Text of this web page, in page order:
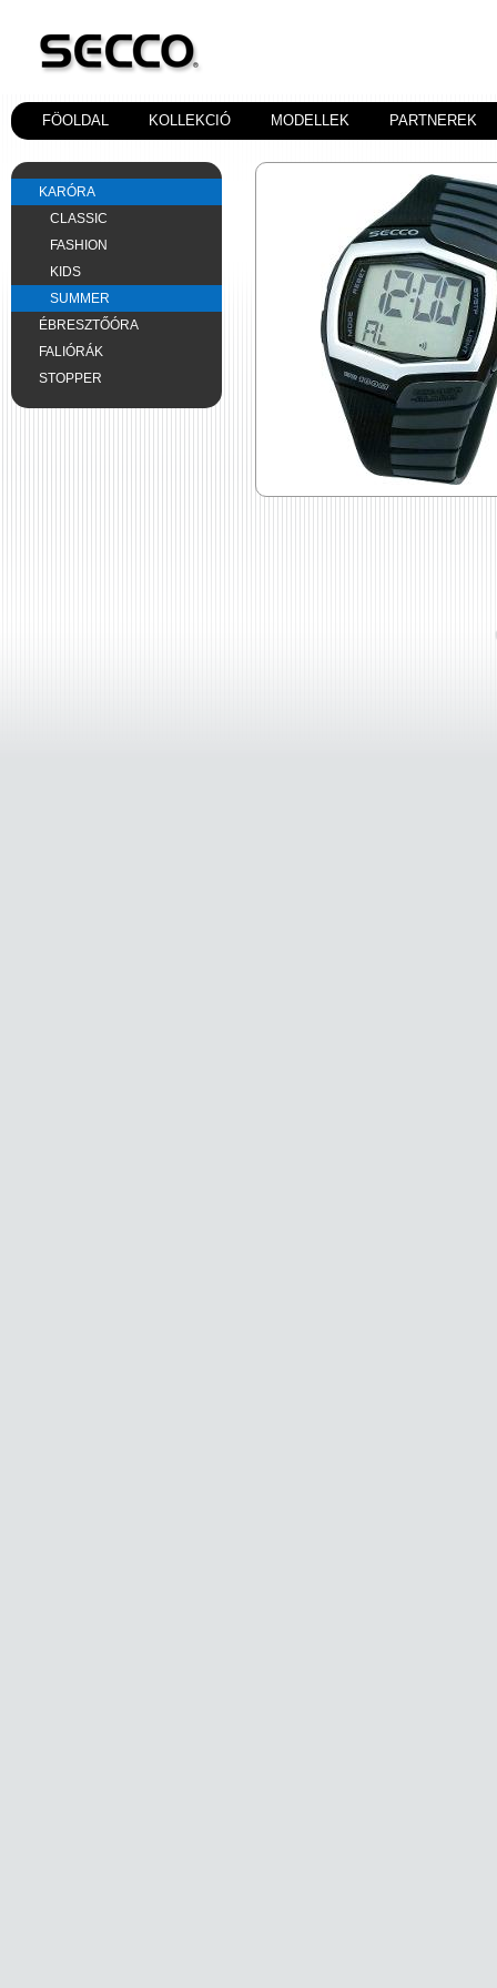
FÖOLDAL KOLLEKCIÓ MODELLEK PARTNEREK
KARÓRA
CLASSIC
FASHION
KIDS
SUMMER
ÉBRESZTŐÓRA
FALIÓRÁK
STOPPER